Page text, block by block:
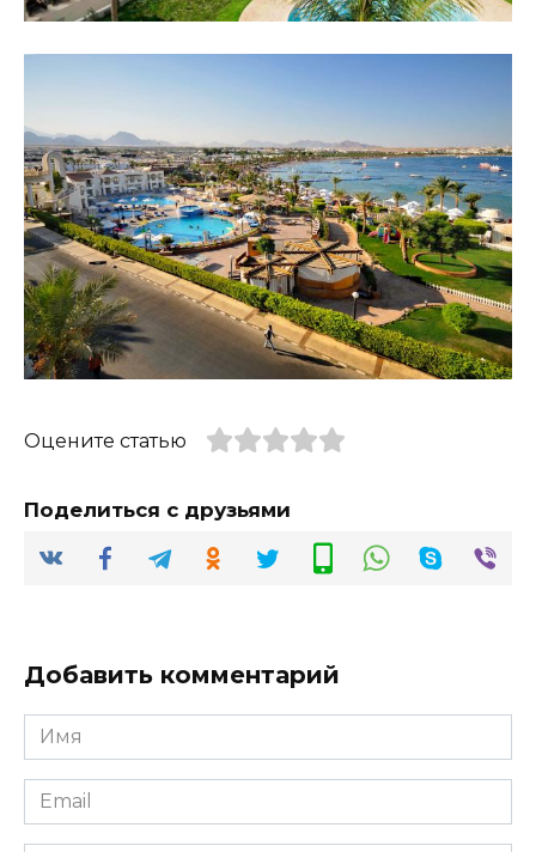
Оцените статью
Поделиться с друзьями
Добавить комментарий
Имя
*
Email
*